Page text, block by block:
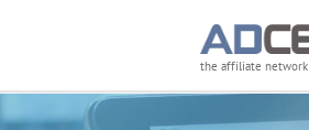
the affiliate network